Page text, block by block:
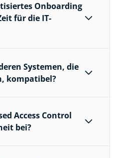
Onboarding
für die IT-
Systemen, die
kompatibel?
Access Control
bei?